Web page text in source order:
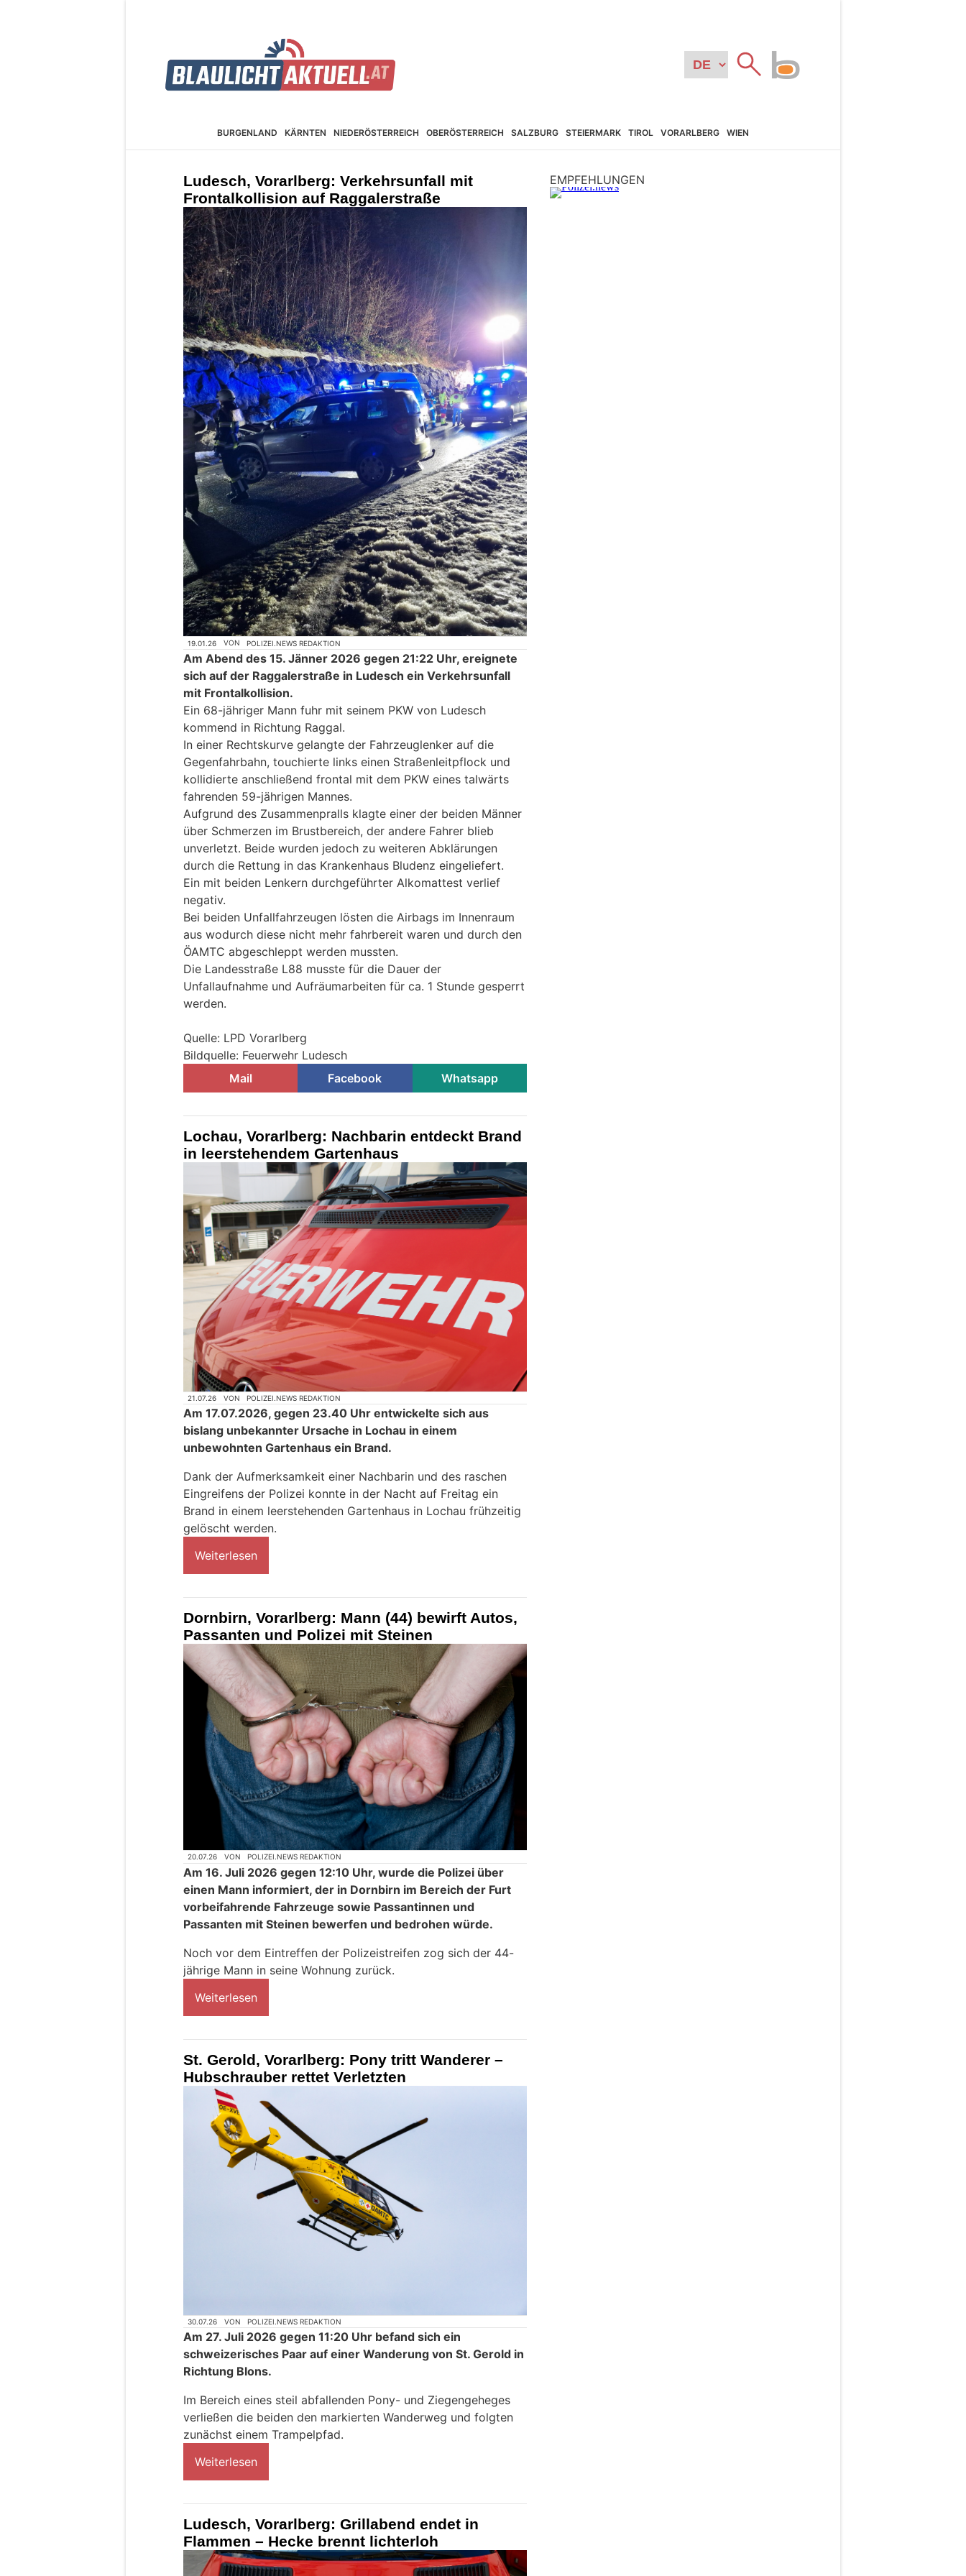
BURGEN­LAND KÄRNTEN NIEDER­ÖSTERREICH OBER­ÖSTERREICH SALZBURG STEIER­MARK TIROL VORARL­BERG WIEN
Ludesch, Vorarlberg: Verkehrsunfall mit
Frontalkollision auf Raggalerstraße
19.01.26 VON POLIZEI.NEWS REDAKTION
Am Abend des 15. Jänner 2026 gegen 21:22 Uhr, ereignete
sich auf der Raggalerstraße in Ludesch ein Verkehrsunfall
mit Frontalkollision.
Ein 68-jähriger Mann fuhr mit seinem PKW von Ludesch
kommend in Richtung Raggal.
In einer Rechtskurve gelangte der Fahrzeuglenker auf die
Gegenfahrbahn, touchierte links einen Straßenleitpflock und
kollidierte anschließend frontal mit dem PKW eines talwärts
fahrenden 59-jährigen Mannes.
Aufgrund des Zusammenpralls klagte einer der beiden Männer
über Schmerzen im Brustbereich, der andere Fahrer blieb
unverletzt. Beide wurden jedoch zu weiteren Abklärungen
durch die Rettung in das Krankenhaus Bludenz eingeliefert.
Ein mit beiden Lenkern durchgeführter Alkomattest verlief
negativ.
Bei beiden Unfallfahrzeugen lösten die Airbags im Innenraum
aus wodurch diese nicht mehr fahrbereit waren und durch den
ÖAMTC abgeschleppt werden mussten.
Die Landesstraße L88 musste für die Dauer der
Unfallaufnahme und Aufräumarbeiten für ca. 1 Stunde gesperrt
werden.
Quelle: LPD Vorarlberg
Bildquelle: Feuerwehr Ludesch
Mail
Facebook Whatsapp
Lochau, Vorarlberg: Nachbarin entdeckt Brand
in leerstehendem Gartenhaus
21.07.26 VON POLIZEI.NEWS REDAKTION
Am 17.07.2026, gegen 23.40 Uhr entwickelte sich aus
bislang unbekannter Ursache in Lochau in einem
unbewohnten Gartenhaus ein Brand.
Dank der Aufmerksamkeit einer Nachbarin und des raschen
Eingreifens der Polizei konnte in der Nacht auf Freitag ein
Brand in einem leerstehenden Gartenhaus in Lochau frühzeitig
gelöscht werden.
Weiterlesen
Dornbirn, Vorarlberg: Mann (44) bewirft Autos,
Passanten und Polizei mit Steinen
20.07.26 VON POLIZEI.NEWS REDAKTION
Am 16. Juli 2026 gegen 12:10 Uhr, wurde die Polizei über
einen Mann informiert, der in Dornbirn im Bereich der Furt
vorbeifahrende Fahrzeuge sowie Passantinnen und
Passanten mit Steinen bewerfen und bedrohen würde.
Noch vor dem Eintreffen der Polizeistreifen zog sich der 44-
jährige Mann in seine Wohnung zurück.
Weiterlesen
St. Gerold, Vorarlberg: Pony tritt Wanderer –
Hubschrauber rettet Verletzten
30.07.26 VON POLIZEI.NEWS REDAKTION
Am 27. Juli 2026 gegen 11:20 Uhr befand sich ein
schweizerisches Paar auf einer Wanderung von St. Gerold in
Richtung Blons.
Im Bereich eines steil abfallenden Pony- und Ziegengeheges
verließen die beiden den markierten Wanderweg und folgten
zunächst einem Trampelpfad.
Weiterlesen
Ludesch, Vorarlberg: Grillabend endet in
Flammen – Hecke brennt lichterloh
EMPFEHLUNGEN